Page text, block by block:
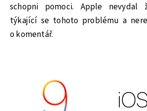
schopni pomoci. Apple nevydal
týkající se tohoto problému a
o komentář.